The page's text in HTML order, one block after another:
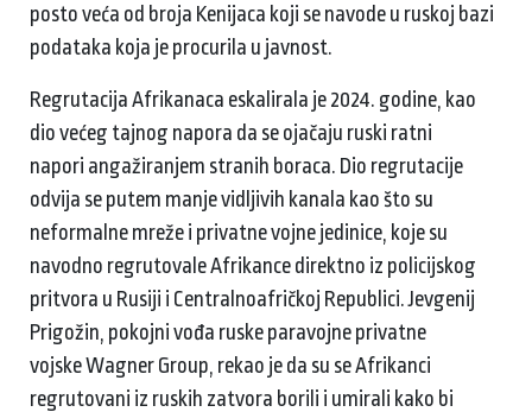
posto veća od broja Kenijaca koji se navode u ruskoj bazi
podataka koja je procurila u javnost.
Regrutacija Afrikanaca eskalirala je 2024. godine, kao
dio većeg tajnog napora da se ojačaju ruski ratni
napori angažiranjem stranih boraca. Dio regrutacije
odvija se putem manje vidljivih kanala kao što su
neformalne mreže i privatne vojne jedinice, koje su
navodno regrutovale Afrikance direktno iz policijskog
pritvora u Rusiji i Centralnoafričkoj Republici. Jevgenij
Prigožin, pokojni vođa ruske paravojne privatne
vojske Wagner Group, rekao je da su se Afrikanci
regrutovani iz ruskih zatvora borili i umirali kako bi